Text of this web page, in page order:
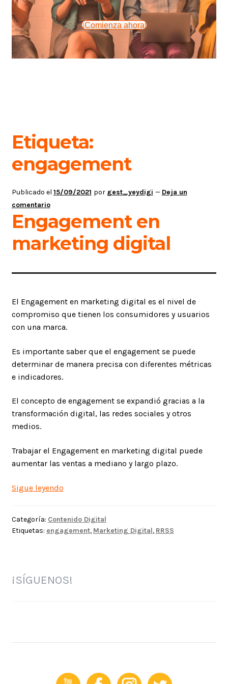
¡Comienza ahora!
Etiqueta:
engagement
Publicado el 15/09/2021 por gest_yeydigi — Deja un
comentario
Engagement en
marketing digital
El Engagement en marketing digital es el nivel de
compromiso que tienen los consumidores y usuarios
con una marca.
Es importante saber que el engagement se puede
determinar de manera precisa con diferentes métricas
e indicadores.
El concepto de engagement se expandió gracias a la
transformación digital, las redes sociales y otros
medios.
Trabajar el Engagement en marketing digital puede
aumentar las ventas a mediano y largo plazo.
Sigue leyendoEngagement
digital
Categoría: Contenido Digital
Etiquetas: engagement, Marketing Digital, RRSS
¡SÍGUENOS!